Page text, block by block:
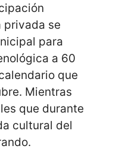
privada se
para
a 60
que
Mientras
que durante
cultural del